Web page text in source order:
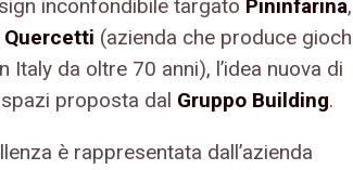
inconfondibile targato Pininfarina,
Quercetti (azienda che produce
Italy da oltre 70 anni), l’idea nuova di
proposta dal Gruppo Building.
è rappresentata dall’azienda